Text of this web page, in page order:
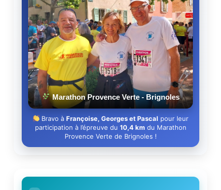
Marathon Provence Verte - Brignoles
Bravo àFrançoise, Georges et Pascal pour leur
participation à l’épreuve du 10,4 km du Marathon
Provence Verte de Brignoles !